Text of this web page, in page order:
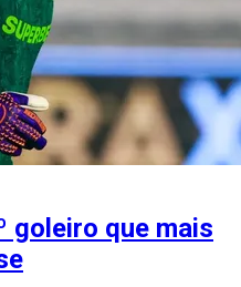
goleiro que mais